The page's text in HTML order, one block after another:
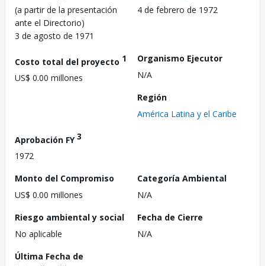
(a partir de la presentación
ante el Directorio)
3 de agosto de 1971
4 de febrero de 1972
Costo total del proyecto 1
US$ 0.00 millones
Organismo Ejecutor
N/A
Región
América Latina y el Caribe
Aprobación FY3
1972
Monto del Compromiso
US$ 0.00 millones
Categoría Ambiental
N/A
Riesgo ambiental y social
No aplicable
Fecha de Cierre
N/A
Última Fecha de